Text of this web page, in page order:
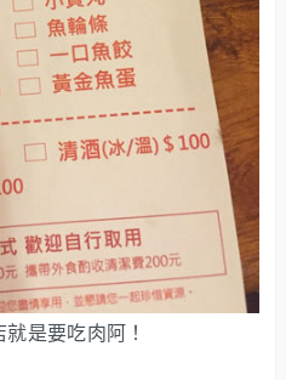
是要吃肉阿！